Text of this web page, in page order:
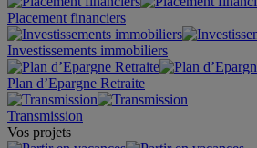
Placement financiers
Investissements immobiliers
Plan d’Epargne Retraite
Transmission
Vos projets